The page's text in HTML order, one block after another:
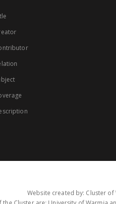
Website created by: Cluster